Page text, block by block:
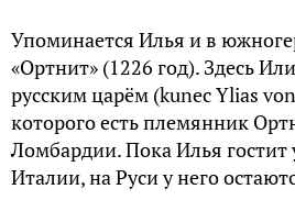
Упоминается Илья и в
«Ортнит» (1226 год). Здесь
русским царём (kunec Ylias
которого есть племянник
Ломбардии. Пока Илья гостит
Италии, на Руси у него